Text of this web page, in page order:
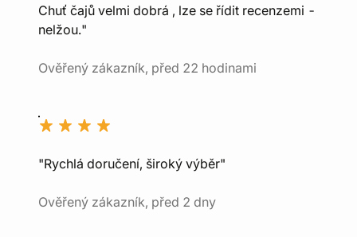
Chuť čajů velmi dobrá , lze se řídit recenzemi -
nelžou."
Ověřený zákazník, před 22 hodinami
"Rychlá doručení, široký výběr"
Ověřený zákazník, před 2 dny